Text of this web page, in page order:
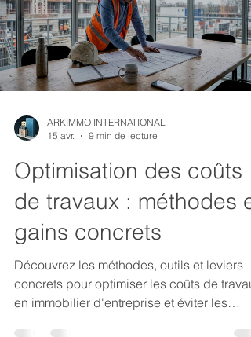
ARKIMMO INTERNATIONAL
15 avr.
9 min de lecture
Optimisation des coûts
de travaux : méthodes et
gains concrets
Découvrez les méthodes, outils et leviers
concrets pour optimiser les coûts de
en immobilier d'entreprise et éviter les